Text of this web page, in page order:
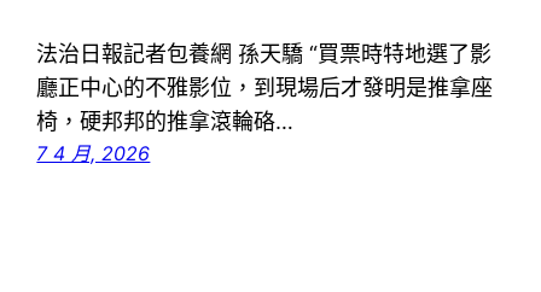
法治日報記者包養網 孫天驕 “買票時特地選了影
廳正中心的不雅影位，到現場后才發明是推拿座
椅，硬邦邦的推拿滾輪硌…
7 4 月, 2026